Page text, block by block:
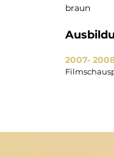
braun
2007-